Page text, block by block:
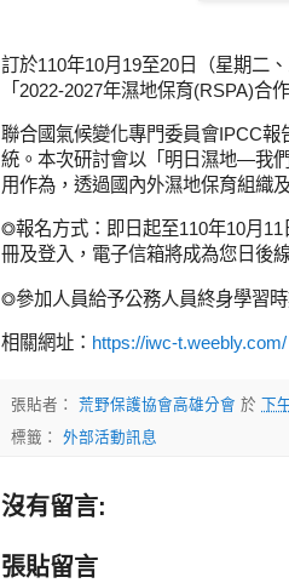
訂於110年10月19至20日（星期二
「2022-2027年濕地保育(RSPA)
聯合國氣候變化專門委員會IPCC報
統。本次研討會以「明日濕地—我
用作為，透過國內外濕地保育組織
◎報名方式：即日起至110年10月
冊及登入，電子信箱將成為您日後
◎參加人員給予公務人員終身學習時
相關網址： https://iwc-t.weebly.com/
張貼者： 荒野保護協會高雄分會 於 下
標籤： 外部活動訊息
沒有留言:
張貼留言